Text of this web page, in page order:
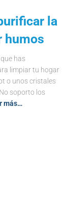
la
humos
has
limpiar tu hogar
o unos cristales
soporto los
más…